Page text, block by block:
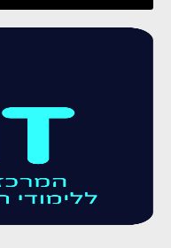
בהתאם
בהתאם
מעניין!